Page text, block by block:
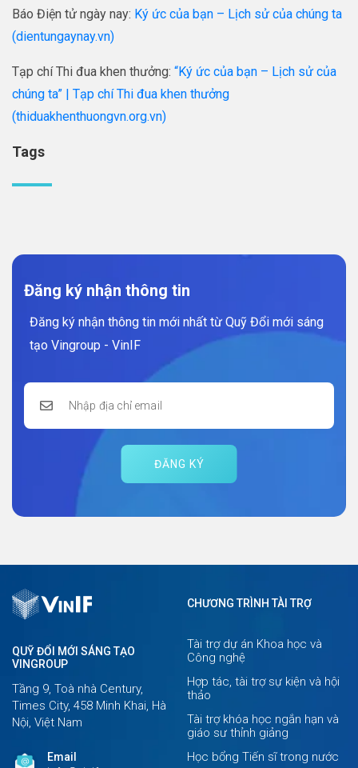
Báo Điện tử ngày nay: Ký ức của bạn – Lịch sử của chúng ta
(dientungaynay.vn)
Tạp chí Thi đua khen thưởng: “Ký ức của bạn – Lịch sử của
chúng ta” | Tạp chí Thi đua khen thưởng
(thiduakhenthuongvn.org.vn)
Tags
Đăng ký nhận thông tin
Đăng ký nhận thông tin mới nhất từ Quỹ Đổi mới sáng
tạo Vingroup - VinIF
ĐĂNG KÝ
QUỸ ĐỔI MỚI SÁNG TẠO
VINGROUP
Tầng 9, Toà nhà Century,
Times City, 458 Minh Khai, Hà
Nội, Việt Nam
Email
CHƯƠNG TRÌNH TÀI TRỢ
Tài trợ dự án Khoa học và
Công nghệ
Hợp tác, tài trợ sự kiện và hội
thảo
Tài trợ khóa học ngắn hạn và
giáo sư thỉnh giảng
Học bổng Tiến sĩ trong nước